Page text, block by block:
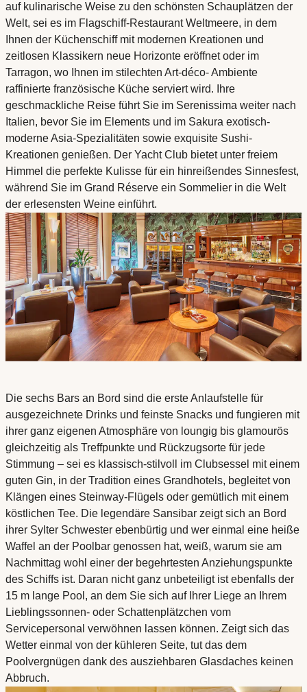
auf kulinarische Weise zu den schönsten Schauplätzen der
Welt, sei es im Flagschiff-Restaurant Weltmeere, in dem
Ihnen der Küchenschiff mit modernen Kreationen und
zeitlosen Klassikern neue Horizonte eröffnet oder im
Tarragon, wo Ihnen im stilechten Art-déco- Ambiente
raffinierte französische Küche serviert wird. Ihre
geschmackliche Reise führt Sie im Serenissima weiter nach
Italien, bevor Sie im Elements und im Sakura exotisch-
moderne Asia-Spezialitäten sowie exquisite Sushi-
Kreationen genießen. Der Yacht Club bietet unter freiem
Himmel die perfekte Kulisse für ein hinreißendes Sinnesfest,
während Sie im Grand Réserve ein Sommelier in die Welt
der erlesensten Weine einführt.
Die sechs Bars an Bord sind die erste Anlaufstelle für
ausgezeichnete Drinks und feinste Snacks und fungieren mit
ihrer ganz eigenen Atmosphäre von loungig bis glamourös
gleichzeitig als Treffpunkte und Rückzugsorte für jede
Stimmung – sei es klassisch-stilvoll im Clubsessel mit einem
guten Gin, in der Tradition eines Grandhotels, begleitet von
Klängen eines Steinway-Flügels oder gemütlich mit einem
köstlichen Tee. Die legendäre Sansibar zeigt sich an Bord
ihrer Sylter Schwester ebenbürtig und wer einmal eine heiße
Waffel an der Poolbar genossen hat, weiß, warum sie am
Nachmittag wohl einer der begehrtesten Anziehungspunkte
des Schiffs ist. Daran nicht ganz unbeteiligt ist ebenfalls der
15 m lange Pool, an dem Sie sich auf Ihrer Liege an Ihrem
Lieblingssonnen- oder Schattenplätzchen vom
Servicepersonal verwöhnen lassen können. Zeigt sich das
Wetter einmal von der kühleren Seite, tut das dem
Poolvergnügen dank des ausziehbaren Glasdaches keinen
Abbruch.